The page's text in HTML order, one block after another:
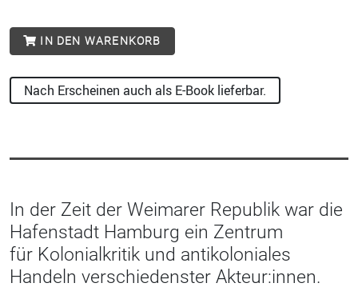
IN DEN WARENKORB
Nach Erscheinen auch als E-Book lieferbar.
In der Zeit der Weimarer Republik war die
Hafenstadt Hamburg ein Zentrum
für Kolonialkritik und antikoloniales
Handeln verschiedenster Akteur:innen.